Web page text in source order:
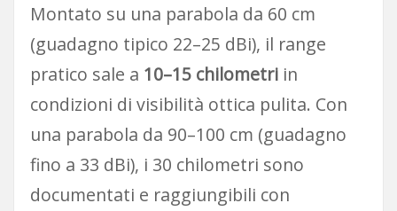
Montato su una parabola da 60 cm
(guadagno tipico 22–25 dBi), il range
pratico sale a 10–15 chilometriin
condizioni di visibilità ottica pulita. Con
una parabola da 90–100 cm (guadagno
fino a 33 dBi), i 30 chilometri sono
documentati e raggiungibili con